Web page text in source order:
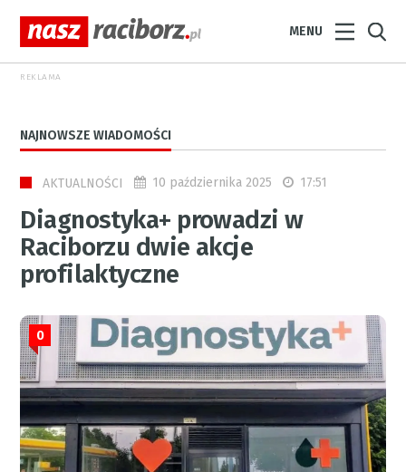
MENU
REKLAMA
NAJNOWSZE WIADOMOŚCI
AKTUALNOŚCI 10 października 2025 17:51
Diagnostyka+ prowadzi w
Raciborzu dwie akcje
profilaktyczne
0